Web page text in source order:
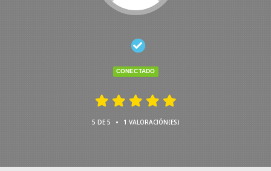
CONECTADO
5 DE 5 • 1 VALORACIÓN(ES)